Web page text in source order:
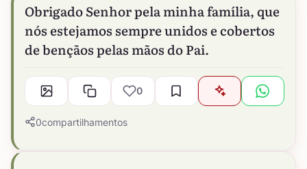
Obrigado Senhor pela minha família, que
nós estejamos sempre unidos e cobertos
de bençãos pelas mãos do Pai.
0
0compartilhamentos